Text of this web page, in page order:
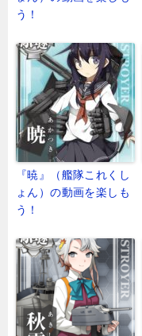
う！
『暁』（艦隊これくし
ょん）の動画を楽しも
う！